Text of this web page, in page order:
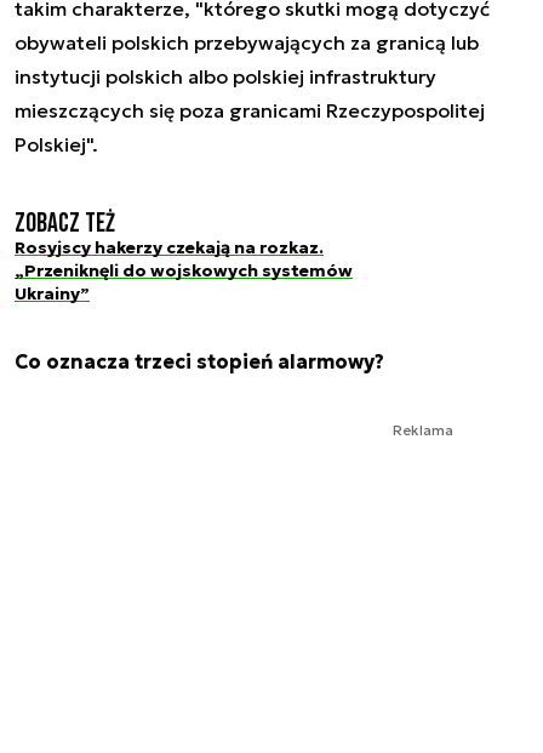
takim charakterze, "którego skutki mogą dotyczyć
obywateli polskich przebywających za granicą lub
instytucji polskich albo polskiej infrastruktury
mieszczących się poza granicami Rzeczypospolitej
Polskiej".
Zobacz też
Rosyjscy hakerzy czekają na rozkaz.
„Przeniknęli do wojskowych systemów
Ukrainy”
Co oznacza trzeci stopień alarmowy?
Reklama